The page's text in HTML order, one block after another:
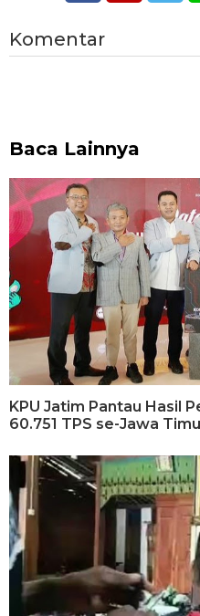
Komentar
Baca Lainnya
KPU Jatim Pantau Hasil
60.751 TPS se-Jawa